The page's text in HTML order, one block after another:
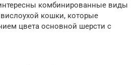
комбинированные виды
кошки, которые
цвета основной шерсти с